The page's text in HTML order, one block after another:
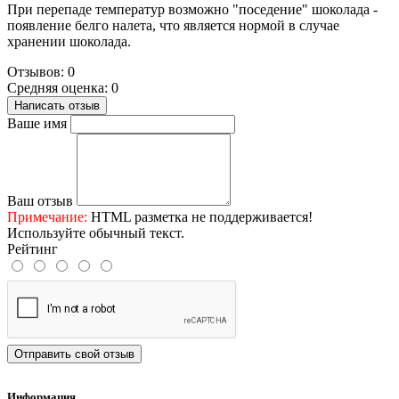
При перепаде температур возможно "поседение" шоколада -
появление белго налета, что является нормой в случае
хранении шоколада.
Отзывов: 0
Средняя оценка: 0
Написать отзыв
Ваше имя
Ваш отзыв
Примечание: HTML разметка не поддерживается!
Используйте обычный текст.
Рейтинг
Отправить свой отзыв